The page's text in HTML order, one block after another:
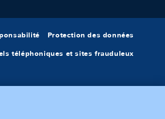
Protection des données
téléphoniques et sites frauduleux